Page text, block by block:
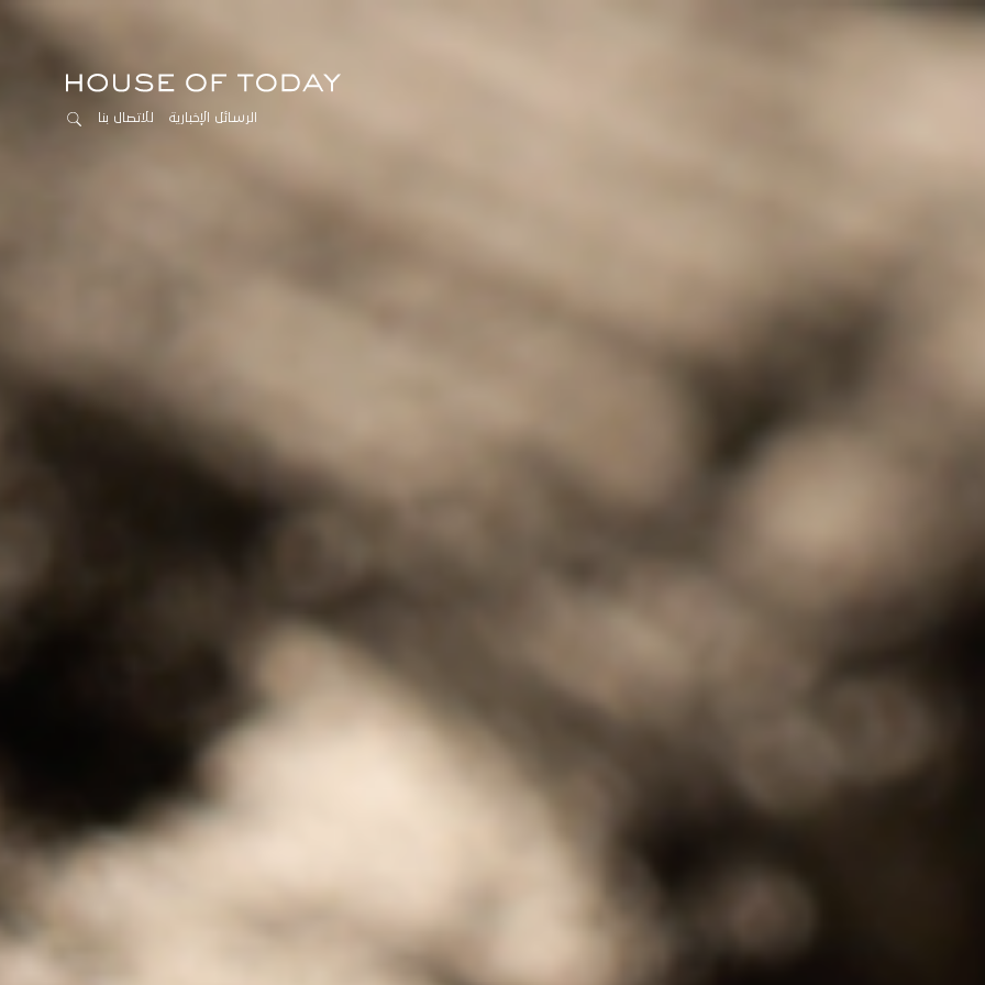
الرسائل الإخبارية للاتصال بنا